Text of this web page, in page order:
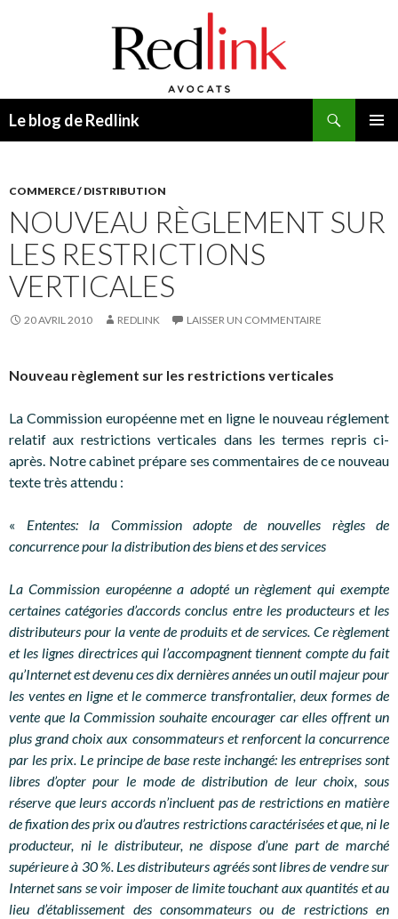
Le blog de Redlink
COMMERCE / DISTRIBUTION
NOUVEAU RÈGLEMENT SUR
LES RESTRICTIONS
VERTICALES
20 AVRIL 2010 REDLINK LAISSER UN COMMENTAIRE
Nouveau règlement sur les restrictions verticales
La Commission européenne met en ligne le nouveau réglement
relatif aux restrictions verticales dans les termes repris ci-
après. Notre cabinet prépare ses commentaires de ce nouveau
texte très attendu :
« Ententes: la Commission adopte de nouvelles règles de
concurrence pour la distribution des biens et des services
La Commission européenne a adopté un règlement qui exempte
certaines catégories d’accords conclus entre les producteurs et les
distributeurs pour la vente de produits et de services. Ce règlement
et les lignes directrices qui l’accompagnent tiennent compte du fait
qu’Internet est devenu ces dix dernières années un outil majeur pour
les ventes en ligne et le commerce transfrontalier, deux formes de
vente que la Commission souhaite encourager car elles offrent un
plus grand choix aux consommateurs et renforcent la concurrence
par les prix. Le principe de base reste inchangé: les entreprises sont
libres d’opter pour le mode de distribution de leur choix, sous
réserve que leurs accords n’incluent pas de restrictions en matière
de fixation des prix ou d’autres restrictions caractérisées et que, ni le
producteur, ni le distributeur, ne dispose d’une part de marché
supérieure à 30 %. Les distributeurs agréés sont libres de vendre sur
Internet sans se voir imposer de limite touchant aux quantités et au
lieu d’établissement des consommateurs ou de restrictions en